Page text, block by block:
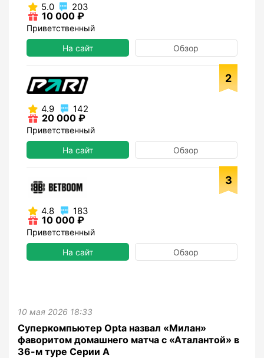
5.0 203
10 000 ₽
Приветственный
На сайт
Обзор
2
4.9 142
20 000 ₽
Приветственный
На сайт
Обзор
3
4.8 183
10 000 ₽
Приветственный
На сайт
Обзор
10 мая 2026 18:33
Суперкомпьютер Opta назвал «Милан»
фаворитом домашнего матча с «Аталантой» в
36-м туре Серии А